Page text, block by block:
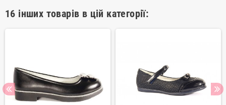
16 інших товарів в цій категорії: